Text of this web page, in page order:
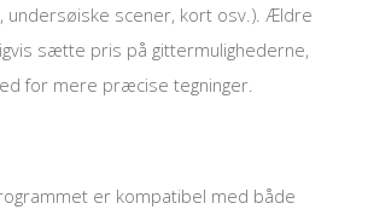
undersøiske scener, kort osv.). Ældre
sætte pris på gittermulighederne,
for mere præcise tegninger.
er kompatibel med både